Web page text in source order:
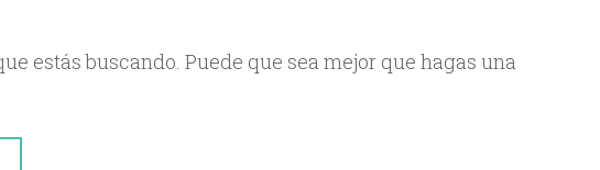
estás buscando. Puede que sea mejor que hagas una